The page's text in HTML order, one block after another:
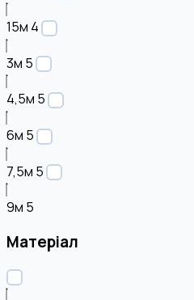
15м 4
3м 5
4,5м 5
6м 5
7,5м 5
9м 5
Матеріал